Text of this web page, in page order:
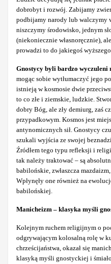
dobrobyt i rozwój. Zabijamy
podbijamy narody lub walczymy
niszczymy środowisko, jednym
(niekoniecznie własnoręcznie),
prowadzi to do jakiegoś
Gnostycy byli bardzo wyczuleni
mogąc sobie wytłumaczyć jego
istnieją w kosmosie dwie
to co złe i ziemskie, ludzkie.
dobry Bóg, ale zły demiurg, zaś
przypadkowym. Kosmos jest
antynomicznych sił. Gnostycy
szukali wyjścia ze swojej
Źródłem tego typu refleksji i
tak należy traktować – są
babilońskie, zwłaszcza
Wpłynęły one również na
babilońskiej.
Manicheizm – klasyka myśli
Kolejnym ruchem religijnym o
odgrywającym kolosalną rolę w
chrześcijaństwa, okazał się
klasyką myśli gnostyckiej i